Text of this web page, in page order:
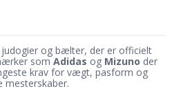
og bælter, der er officielt
somAdidas og Mizuno der
krav for vægt, pasform og
mesterskaber.